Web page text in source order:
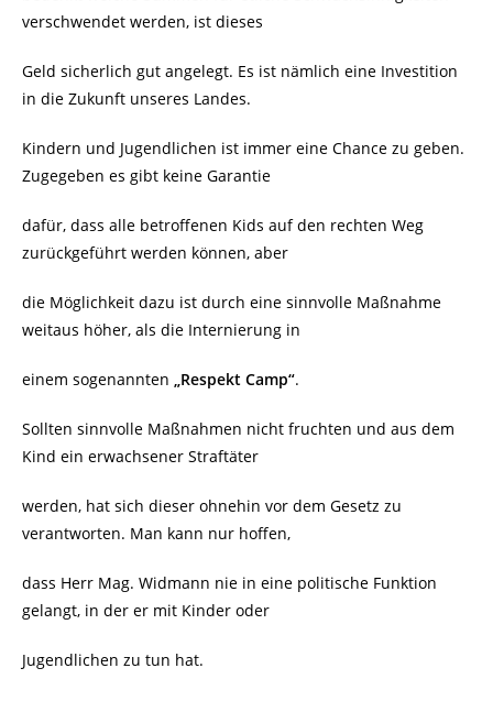
verschwendet werden, ist dieses
Geld sicherlich gut angelegt. Es ist nämlich eine Investition
in die Zukunft unseres Landes.
Kindern und Jugendlichen ist immer eine Chance zu geben.
Zugegeben es gibt keine Garantie
dafür, dass alle betroffenen Kids auf den rechten Weg
zurückgeführt werden können, aber
die Möglichkeit dazu ist durch eine sinnvolle Maßnahme
weitaus höher, als die Internierung in
einem sogenannten „Respekt Camp“.
Sollten sinnvolle Maßnahmen nicht fruchten und aus dem
Kind ein erwachsener Straftäter
werden, hat sich dieser ohnehin vor dem Gesetz zu
verantworten. Man kann nur hoffen,
dass Herr Mag. Widmann nie in eine politische Funktion
gelangt, in der er mit Kinder oder
Jugendlichen zu tun hat.